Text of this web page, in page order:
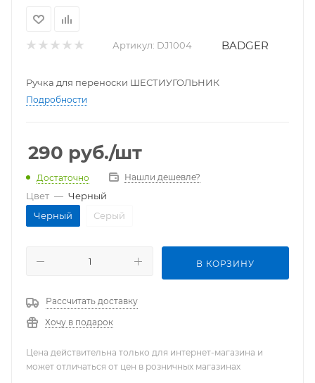
Артикул: DJ1004 BADGER
Ручка для переноски ШЕСТИУГОЛЬНИК
Подробности
290 руб./шт
Достаточно Нашли дешевле?
Цвет — Черный
Черный
Серый
В КОРЗИНУ
Рассчитать доставку
Хочу в подарок
Цена действительна только для интернет-магазина и
может отличаться от цен в розничных магазинах